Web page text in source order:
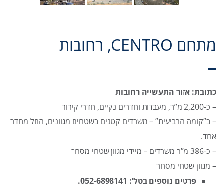
מתחם CENTRO, רחובות
כתובת: אזור התעשייה רחובות
– כ-2,200 מ”ר, מעבדות וחדרים נקיים, חדרי קירור
– ב”קומה הרביעית” – משרדים קטנים בשטחים מגוונים, החל מחדר
אחד.
– כ-386 מ”ר משרדים – מיידי מגוון שטחי מסחר
– מגוון שטחי מסחר
פרטים נוספים בטל’: 052-6898141.